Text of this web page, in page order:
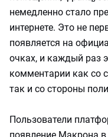
немедленно стало
интернете. Это не
появляется на
очках, и каждый раз
комментарии как со
так и со стороны
Пользователи